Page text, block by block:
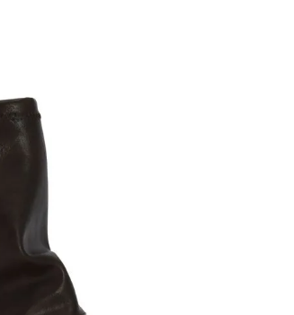
tênis casual
tamanco
tênis branco
tênis preto